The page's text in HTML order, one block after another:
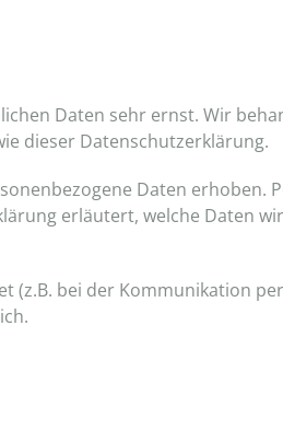
Daten sehr ernst. Wir
dieser Datenschutzerklärung.
Daten
erläutert, welche Daten
bei der Kommunikation